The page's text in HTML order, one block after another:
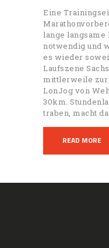
Eine
lange
notwendig und
es wieder
Laufszene
mittlerweile zur
LonJog von
30km.
traben, macht
READ MORE